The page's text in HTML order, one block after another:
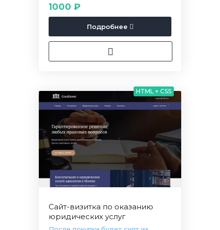
1000 ₽
Подробнее
HTML + CSS
Сайт-визитка по оказанию
юридических услуг